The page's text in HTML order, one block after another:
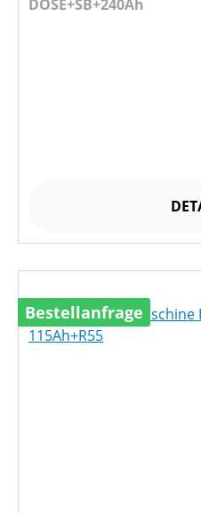
DOSE+SB+240Ah
Bestellanfrage